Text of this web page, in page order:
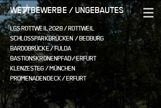
WETTBEWERBE / UNGEBAUTES
LGS ROTTWEIL2028 / ROTTWEIL
SCHLOSSPARKBRÜCKEN / BEDBURG
BARDOBRÜCKE / FULDA
BASTIONSKRONENPFAD / ERFURT
KLENZESTEG / MÜNCHEN
PROMENADENDECK / ERFURT